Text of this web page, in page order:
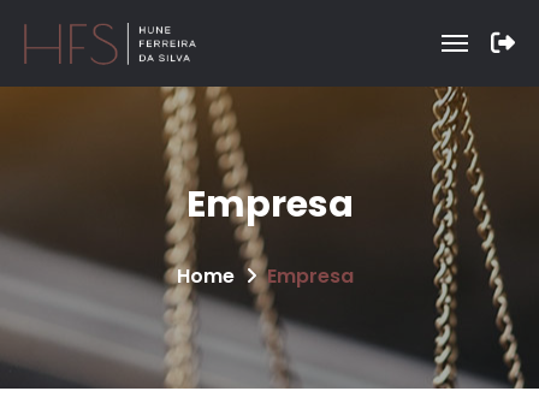
Empresa
Home Empresa